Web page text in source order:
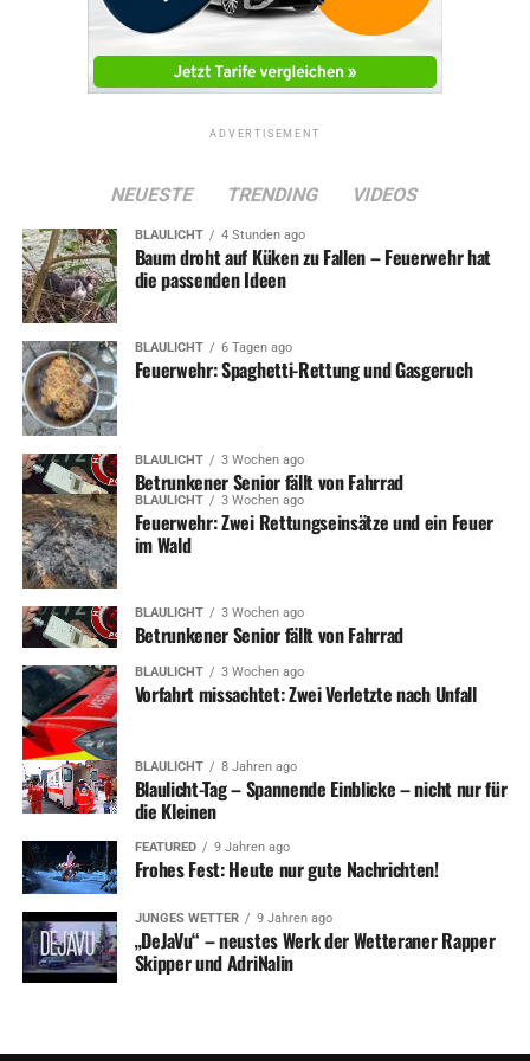
ADVERTISEMENT
NEUESTE TRENDING VIDEOS
BLAULICHT 4 Stunden ago
Baum droht auf Küken zu Fallen – Feuerwehr hat
die passenden Ideen
BLAULICHT 6 Tagen ago
Feuerwehr: Spaghetti-Rettung und Gasgeruch
BLAULICHT 3 Wochen ago
Betrunkener Senior fällt von Fahrrad
BLAULICHT 3 Wochen ago
Feuerwehr: Zwei Rettungseinsätze und ein Feuer
im Wald
BLAULICHT 3 Wochen ago
Betrunkener Senior fällt von Fahrrad
BLAULICHT 3 Wochen ago
Vorfahrt missachtet: Zwei Verletzte nach Unfall
BLAULICHT 8 Jahren ago
Blaulicht-Tag – Spannende Einblicke – nicht nur für
die Kleinen
FEATURED 9 Jahren ago
Frohes Fest: Heute nur gute Nachrichten!
JUNGES WETTER 9 Jahren ago
„DeJaVu“ – neustes Werk der Wetteraner Rapper
Skipper und AdriNalin